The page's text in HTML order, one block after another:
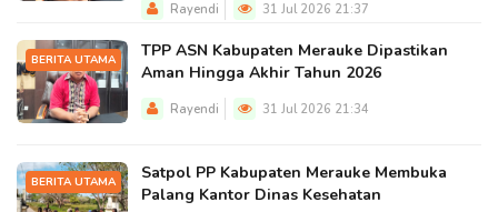
Rayendi 31 Jul 2026 21:37
BERITA UTAMA
TPP ASN Kabupaten Merauke Dipastikan
Aman Hingga Akhir Tahun 2026
Rayendi 31 Jul 2026 21:34
BERITA UTAMA
Satpol PP Kabupaten Merauke Membuka
Palang Kantor Dinas Kesehatan